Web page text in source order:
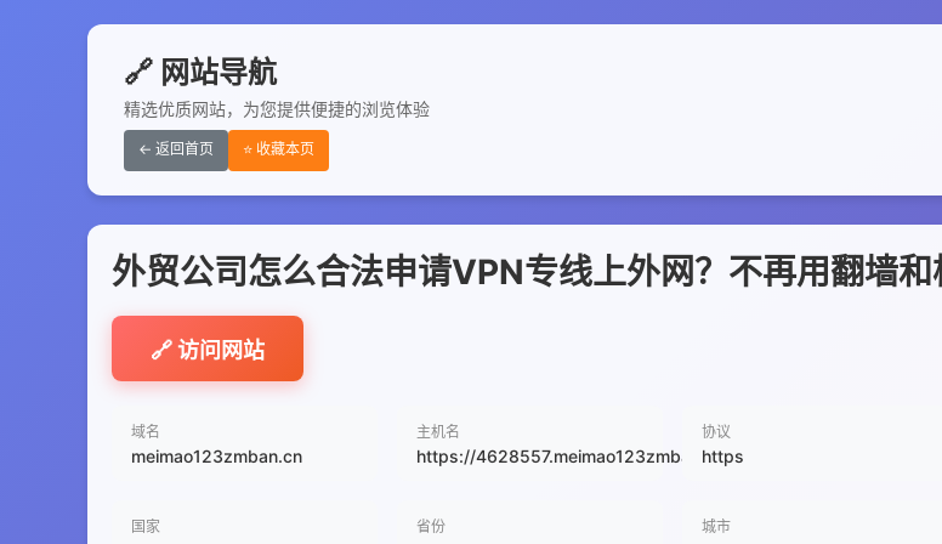
🔗 网站导航
精选优质网站，为您提供便捷的浏览体验
← 返回首页 ⭐ 收藏本页
外贸公司怎么合法申请VPN专线上外网？不再用翻墙
🔗 访问网站
域名
meimao123zmban.cn
主机名
https://4628557.meimao123zmban.cn
协议
https
国家 省份 城市